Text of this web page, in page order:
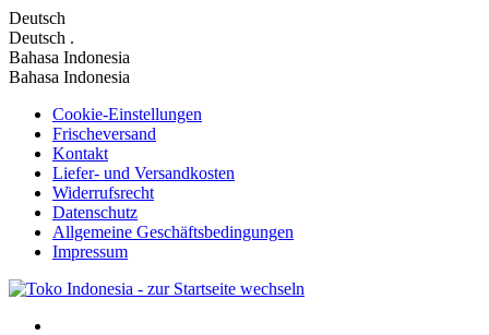
Deutsch
Deutsch .
Bahasa Indonesia
Bahasa Indonesia
Cookie-Einstellungen
Frischeversand
Kontakt
Liefer- und Versandkosten
Widerrufsrecht
Datenschutz
Allgemeine Geschäftsbedingungen
Impressum